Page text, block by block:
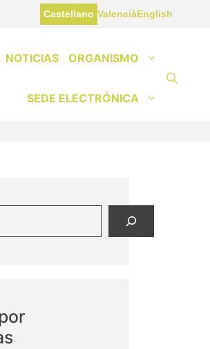
Castellano ValenciàEnglish
NOTICIAS ORGANISMO
SEDE ELECTRÓNICA